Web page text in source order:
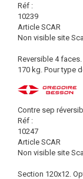
Réf :
10239
Article SCAR
Non visible site
Reversible 4
170 kg. Pour type
Contre sep
Réf :
10247
Article SCAR
Non visible site
Section 120x12.